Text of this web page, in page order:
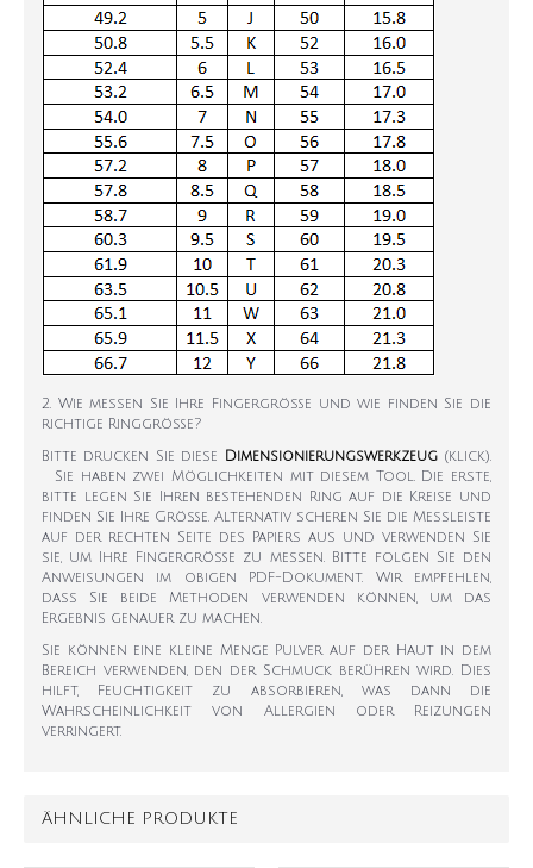
2. Wie messen Sie Ihre Fingergröße und wie finden Sie die
richtige Ringgröße?
Bitte drucken Sie diese Dimensionierungswerkzeug (klick).
Sie haben zwei Möglichkeiten mit diesem Tool. Die erste,
bitte legen Sie Ihren bestehenden Ring auf die Kreise und
finden Sie Ihre Größe. Alternativ scheren Sie die Messleiste
auf der rechten Seite des Papiers aus und verwenden Sie
sie, um Ihre Fingergröße zu messen. Bitte folgen Sie den
Anweisungen im obigen PDF-Dokument. Wir empfehlen,
dass Sie beide Methoden verwenden können, um das
Ergebnis genauer zu machen.
Sie können eine kleine Menge Pulver auf der Haut in dem
Bereich verwenden, den der Schmuck berühren wird. Dies
hilft, Feuchtigkeit zu absorbieren, was dann die
Wahrscheinlichkeit von Allergien oder Reizungen
verringert.
ÄHNLICHE PRODUKTE